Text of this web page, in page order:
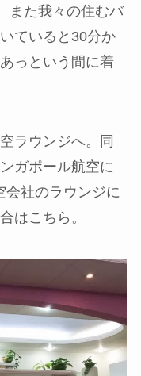
また我々の住むバ
ていると30分か
っという間に着
ラウンジへ。同
ガポール航空に
会社のラウンジに
はこちら。